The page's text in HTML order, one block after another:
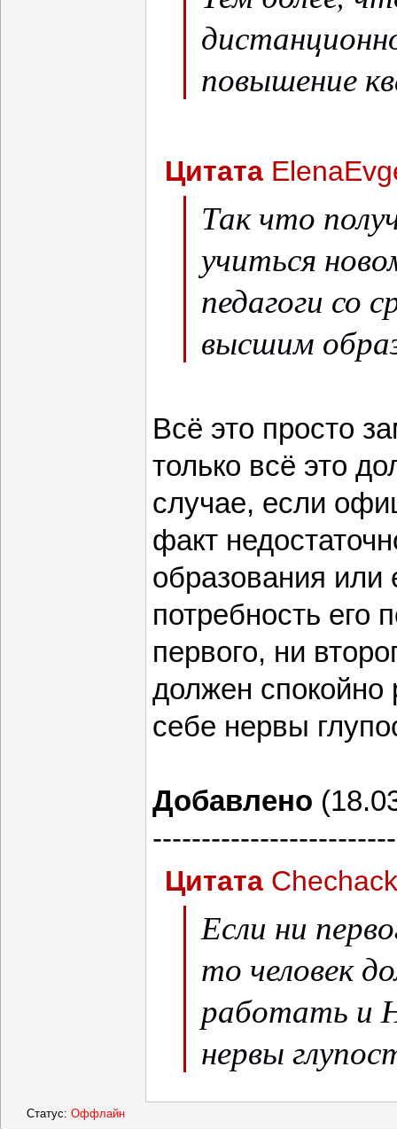
повышение
Цитата
Так что
учиться
педагоги со
высшим
Всё это просто
только всё это
случае, если
факт
образования или
потребность его
первого, ни
должен спокойно
себе нервы
Добавлено
Цитата
Если ни
то человек
работать и
нервы
Статус: Оффлайн